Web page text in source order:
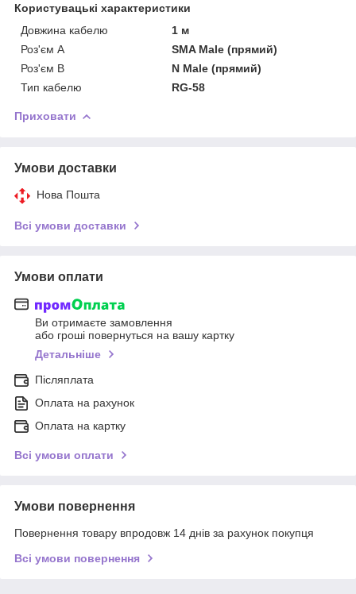
Користувацькі характеристики
Довжина кабелю
1 м
Роз'єм A
SMA Male (прямий)
Роз'єм B
N Male (прямий)
Тип кабелю
RG-58
Приховати
Умови доставки
Нова Пошта
Всі умови доставки
Умови оплати
Ви отримаєте замовлення
або гроші повернуться на вашу картку
Детальніше
Післяплата
Оплата на рахунок
Оплата на картку
Всі умови оплати
Умови повернення
Повернення товару впродовж 14 днів за рахунок покупця
Всі умови повернення